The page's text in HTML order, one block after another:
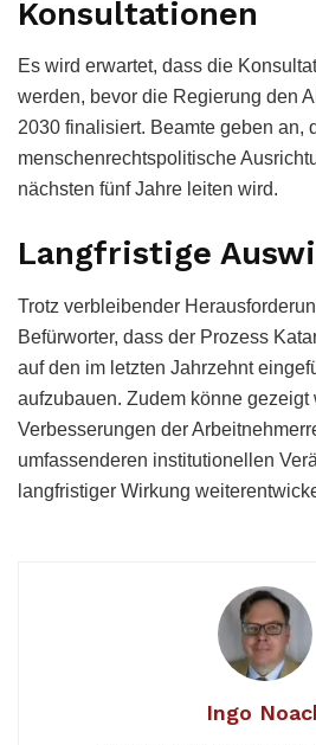
Konsultationen
Es wird erwartet, dass die
werden, bevor die Regierung den
2030 finalisiert. Beamte geben an,
menschenrechtspolitische
nächsten fünf Jahre leiten wird.
Langfristige
Trotz verbleibender
Befürworter, dass der Prozess
auf den im letzten Jahrzehnt
aufzubauen. Zudem könne gezeigt
Verbesserungen der
umfassenderen institutionellen
langfristiger Wirkung
Ingo